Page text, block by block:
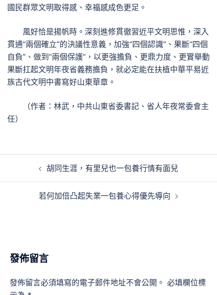
國民群眾文明取得感、幸福感成色更足。
風好恰是揚帆時。深刻進修貫徹習近平文明思惟，深入
貫通“兩個確立”的決議性意義，加強“四個認識”、果斷“四個
自負”、做到“兩個保護”，以更強擔負、更鼎力度、更實舉動
果斷扛起文明年夜省義務擔負，就必定能在扶植中華平易近
族古代文明中書寫好山東華章。
（作者： 林武， 中共山東省委書記、省人年夜常委會主
任）
胡同生涯，有里兒也一包養行情有面兒
若何加倍凸起失業一包養心得優先導向
發佈留言
發佈留言必須填寫的電子郵件地址不會公開。 必填欄位標